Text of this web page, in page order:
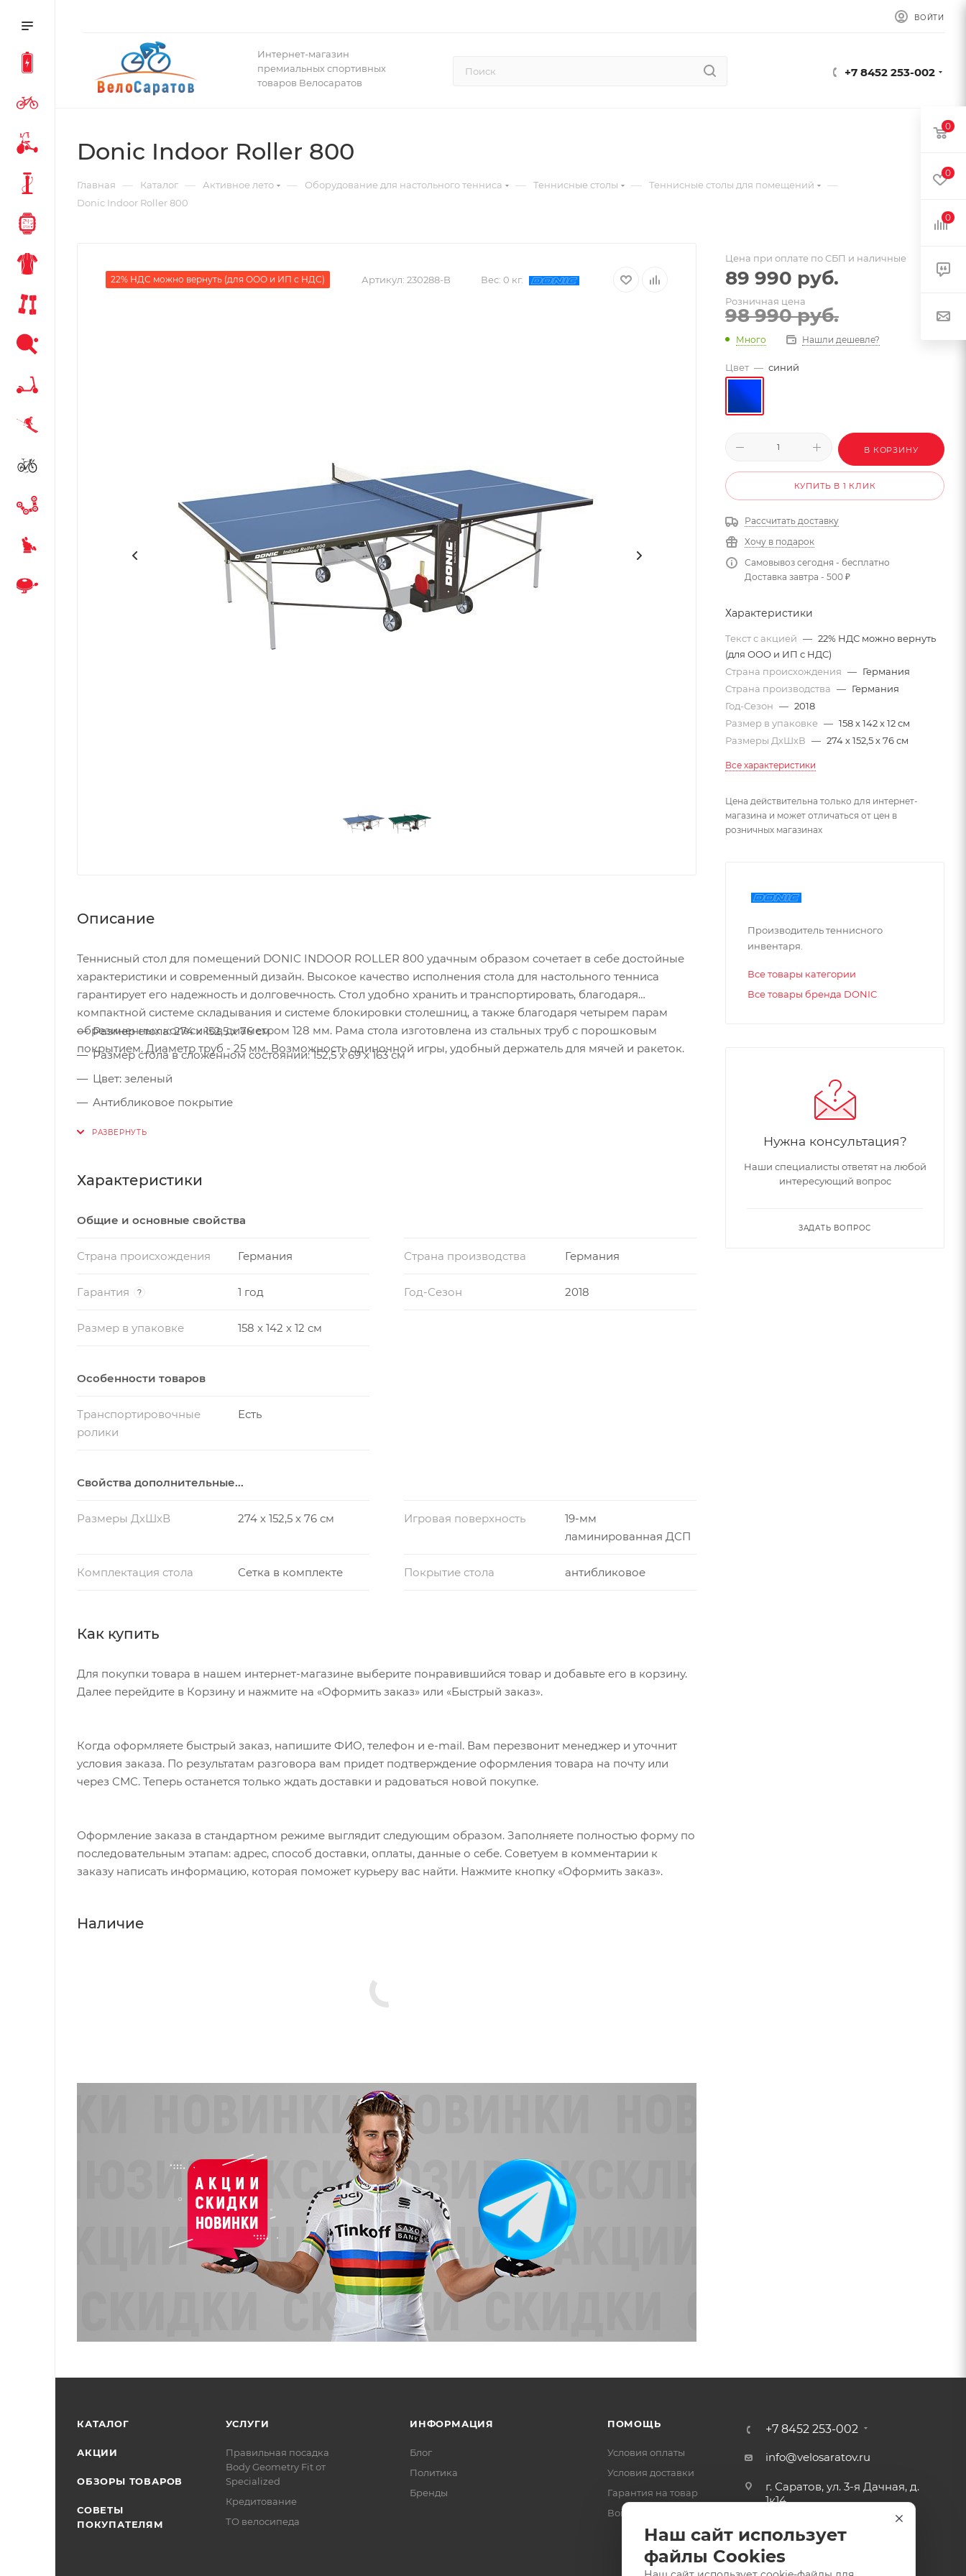
ВОЙТИ
Интернет-магазин
премиальных спортивных
товаров Велосаратов
+7 8452 253-002
Donic Indoor Roller 800
Главная — Каталог — Активное лето — Оборудование для настольного тенниса — Теннисные столы — Теннисные столы для помещений —
Donic Indoor Roller 800
22% НДС можно вернуть (для ООО и ИП с НДС) Артикул: 230288-B Вес: 0 кг.
Описание
Теннисный стол для помещений DONIC INDOOR ROLLER 800 удачным образом сочетает в себе достойные
характеристики и современный дизайн. Высокое качество исполнения стола для настольного тенниса
гарантирует его надежность и долговечность. Стол удобно хранить и транспортировать, благодаря
компактной системе складывания и системе блокировки столешниц, а также благодаря четырем парам
обрезиненных колесиков диаметром 128 мм. Рама стола изготовлена из стальных труб с порошковым
покрытием. Диаметр труб - 25 мм. Возможность одиночной игры, удобный держатель для мячей и ракеток.
Размер стола: 274 х 152,5 х 76 см
Размер стола в сложенном состоянии: 152,5 х 69 х 163 см
Цвет: зеленый
Антибликовое покрытие
Игровое поле: 19-мм ламинированная ДСП
Сетка в комплекте
Характеристики
Общие и основные свойства
Страна происхождения Германия Страна производства Германия
Гарантия ? 1 год Год-Сезон 2018
Размер в упаковке 158 х 142 х 12 см
Особенности товаров
Транспортировочные
ролики
Есть
Свойства дополнительные...
Размеры ДхШхВ 274 х 152,5 х 76 см Игровая поверхность
19-мм
ламинированная ДСП
Комплектация стола Сетка в комплекте Покрытие стола антибликовое
Как купить
Для покупки товара в нашем интернет-магазине выберите понравившийся товар и добавьте его в корзину.
Далее перейдите в Корзину и нажмите на «Оформить заказ» или «Быстрый заказ».
Когда оформляете быстрый заказ, напишите ФИО, телефон и e-mail. Вам перезвонит менеджер и уточнит
условия заказа. По результатам разговора вам придет подтверждение оформления товара на почту или
через СМС. Теперь останется только ждать доставки и радоваться новой покупке.
Оформление заказа в стандартном режиме выглядит следующим образом. Заполняете полностью форму по
последовательным этапам: адрес, способ доставки, оплаты, данные о себе. Советуем в комментарии к
заказу написать информацию, которая поможет курьеру вас найти. Нажмите кнопку «Оформить заказ».
Наличие
Цена при оплате по СБП и наличные
89 990 руб.
Розничная цена
98 990руб.
Много Нашли дешевле?
Цвет — синий
В КОРЗИНУ
КУПИТЬ В 1 КЛИК
Рассчитать доставку
Хочу в подарок
Самовывоз сегодня - бесплатно
Доставка завтра - 500 ₽
Характеристики
Текст с акцией — 22% НДС можно вернуть
(для ООО и ИП с НДС)
Страна происхождения — Германия
Страна производства — Германия
Год-Сезон — 2018
Размер в упаковке — 158 х 142 х 12 см
Размеры ДхШхВ — 274 х 152,5 х 76 см
Все характеристики
Цена действительна только для интернет-
магазина и может отличаться от цен в
розничных магазинах
Производитель теннисного
инвентаря.
Все товары категории
Все товары бренда DONIC
Нужна консультация?
Наши специалисты ответят на любой
интересующий вопрос
ЗАДАТЬ ВОПРОС
КАТАЛОГ
АКЦИИ
ОБЗОРЫ ТОВАРОВ
СОВЕТЫ
ПОКУПАТЕЛЯМ
УСЛУГИ
Правильная посадка
Body Geometry Fit от
Specialized
Кредитование
ТО велосипеда
ИНФОРМАЦИЯ
Блог
Политика
Бренды
ПОМОЩЬ
Условия оплаты
Условия доставки
Гарантия на товар
Вопрос-ответ
+7 8452 253-002
info@velosaratov.ru
г. Саратов, ул. 3-я Дачная, д.
1к14
Наш сайт использует
файлы Cookies
0
0
0